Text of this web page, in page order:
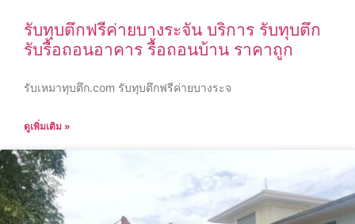
รับทุบตึกฟรีค่ายบางระจัน บริการ รับทุบตึก
รับรื้อถอนอาคาร รื้อถอนบ้าน ราคาถูก
รับเหมาทุบตึก.com รับทุบตึกฟรีค่ายบางระจ
ดูเพิ่มเติม »